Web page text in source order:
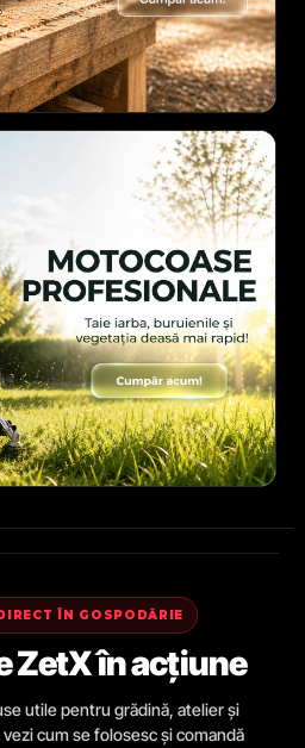
ÎN GOSPODĂRIE
ZetX în acțiune
utile pentru grădină, atelier și
cum se folosesc și comandă